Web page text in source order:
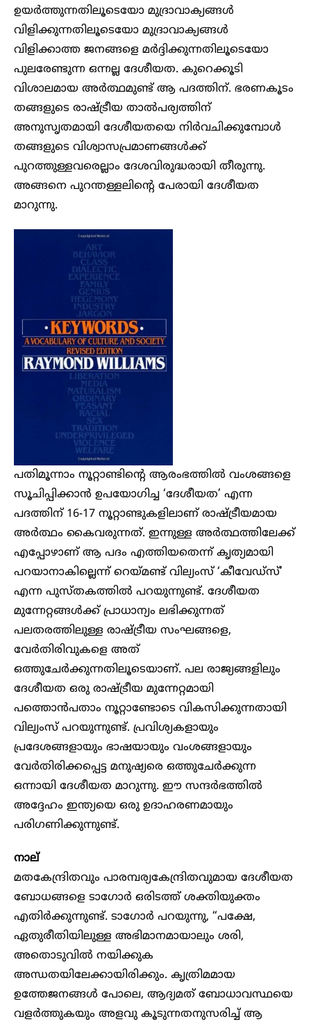
ഉയർത്തുന്നതിലൂടെയോ മുദ്രാവാക്യങ്ങൾ
വിളിക്കുന്നതിലൂടെയോ മുദ്രാവാക്യങ്ങൾ
വിളിക്കാത്ത ജനങ്ങളെ മർദ്ദിക്കുന്നതിലൂടെയോ
പുലരേണ്ടുന്ന ഒന്നല്ല ദേശീയത. കുറെക്കൂടി
വിശാലമായ അർത്ഥമുണ്ട് ആ പദത്തിന്. ഭരണകൂടം
തങ്ങളുടെ രാഷ്ട്രീയ താൽപര്യത്തിന്
അനുസൃതമായി ദേശീയതയെ നിർവചിക്കുമ്പോൾ
തങ്ങളുടെ വിശ്വാസപ്രമാണങ്ങൾക്ക്
പുറത്തുള്ളവരെല്ലാം ദേശവിരുദ്ധരായി തീരുന്നു.
അങ്ങനെ പുറന്തള്ളലിന്റെ പേരായി ദേശീയത
മാറുന്നു.
പതിമൂന്നാം നൂറ്റാണ്ടിന്റെ ആരംഭത്തില്‍ വംശങ്ങളെ
സൂചിപ്പിക്കാന്‍ ഉപയോഗിച്ച ‘ദേശീയത’ എന്ന
പദത്തിന് 16-17 നൂറ്റാണ്ടുകളിലാണ് രാഷ്ട്രീയമായ
അര്‍ത്ഥം കൈവരുന്നത്. ഇന്നുള്ള അര്‍ത്ഥത്തിലേക്ക്
എപ്പോഴാണ് ആ പദം എത്തിയതെന്ന് കൃത്യമായി
പറയാനാകില്ലെന്ന് റെയ്മണ്ട് വില്യംസ് ‘കീവേഡ്സ്’
എന്ന പുസ്തകത്തില്‍ പറയുന്നുണ്ട്. ദേശീയത
മുന്നേറ്റങ്ങൾക്ക് പ്രാധാന്യം ലഭിക്കുന്നത്
പലതരത്തിലുള്ള രാഷ്ട്രീയ സംഘങ്ങളെ,
വേർതിരിവുകളെ അത്
ഒത്തുചേർക്കുന്നതിലൂടെയാണ്. പല രാജ്യങ്ങളിലും
ദേശീയത ഒരു രാഷ്ട്രീയ മുന്നേറ്റമായി
പത്തൊന്‍പതാം നൂറ്റാണ്ടോടെ വികസിക്കുന്നതായി
വില്യംസ് പറയുന്നുണ്ട്. പ്രവിശ്യകളായും
പ്രദേശങ്ങളായും ഭാഷയായും വംശങ്ങളായും
വേർതിരിക്കപ്പെട്ട മനുഷ്യരെ ഒത്തുചേര്‍ക്കുന്ന
ഒന്നായി ദേശീയത മാറുന്നു. ഈ സന്ദര്‍ഭത്തില്‍
അദ്ദേഹം ഇന്ത്യയെ ഒരു ഉദാഹരണമായും
പരിഗണിക്കുന്നുണ്ട്.
നാല്
മതകേന്ദ്രിതവും പാരമ്പര്യകേന്ദ്രിതവുമായ ദേശീയത
ബോധങ്ങളെ ടാഗോര്‍ ഒരിടത്ത് ശക്തിയുക്തം
എതിര്‍ക്കുന്നുണ്ട്. ടാഗോര്‍ പറയുന്നു, “പക്ഷേ,
ഏതുരീതിയിലുള്ള അഭിമാനമായാലും ശരി,
അതൊടുവിൽ നയിക്കുക
അന്ധതയിലേക്കായിരിക്കും. കൃത്രിമമായ
ഉത്തേജനങ്ങൾ പോലെ, ആദ്യമത് ബോധാവസ്ഥയെ
വളർത്തുകയും അളവു കൂടുന്നതനുസരിച്ച് ആ